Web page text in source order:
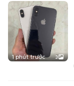
1 phút trước 3